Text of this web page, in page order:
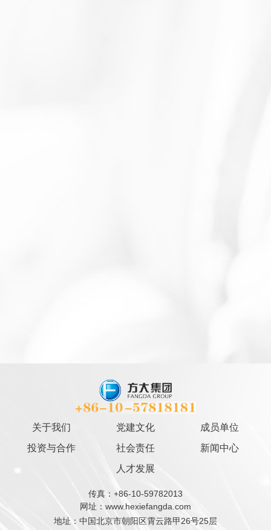
关于我们 党建文化
成员单位
投资与合作
社会责任
新闻中心
人才发展
传真：+86-10-59782013
网址：www.hexiefangda.com
地址：中国北京市朝阳区霄云路甲26号25层